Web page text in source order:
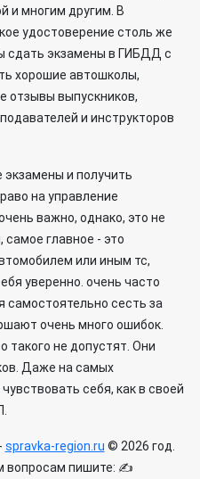
и многим другим. В
удостоверение столь же
сдать экзамены в ГИБДД с
хорошие автошколы,
отзывы выпускников,
и инструкторов
и получить
на управление
важно, однако, это не
самое главное - это
или иным тс,
уверенно. очень часто
самостоятельно сесть за
очень много ошибок.
не допустят. Они
Даже на самых
себя, как в своей
spravka-region.ru © 2026 год.
вопросам пишите: ✍